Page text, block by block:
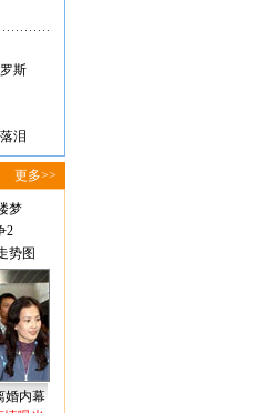
斯
泪
更多>>
梦
2
势图
婚内幕